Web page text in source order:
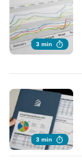
3 min
3 min